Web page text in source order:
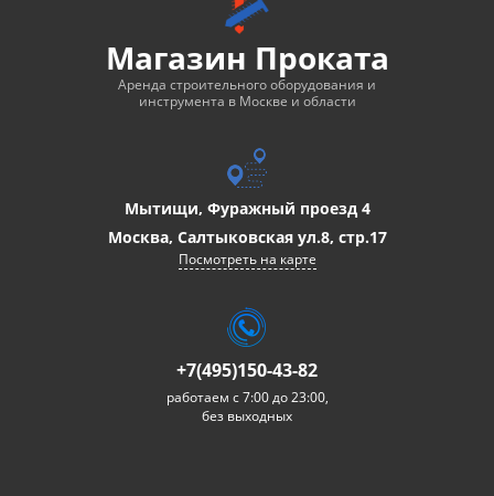
Магазин Проката
Аренда строительного оборудования и
инструмента в Москве и области
Мытищи, Фуражный проезд 4
Москва, Салтыковская ул.8, стр.17
Посмотреть на карте
+7(495)150-43-82
работаем с 7:00 до 23:00,
без выходных